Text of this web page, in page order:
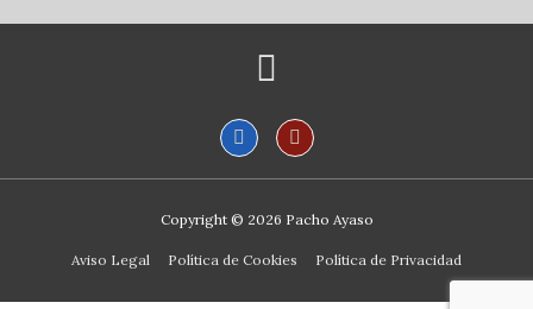
Copyright © 2026 Pacho Ayaso
Aviso Legal Política de Cookies Política de Privacidad